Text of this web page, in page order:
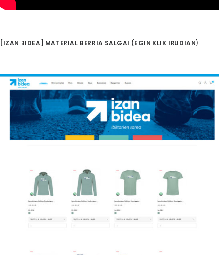
[IZAN BIDEA] MATERIAL BERRIA SALGAI (EGIN KLIK IRUDIAN)